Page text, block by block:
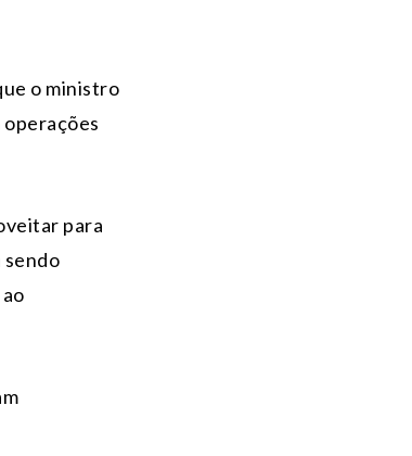
o ministro
para
sendo